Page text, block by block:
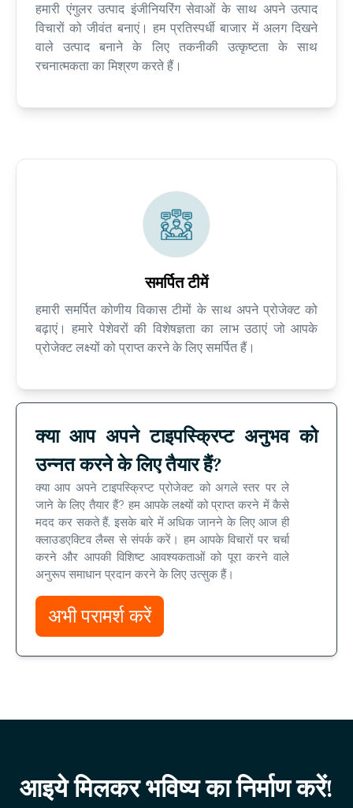
हमारी एंगुलर उत्पाद इंजीनियरिंग सेवाओं के साथ अपने उत्पाद
विचारों को जीवंत बनाएं। हम प्रतिस्पर्धी बाजार में अलग दिखने
वाले उत्पाद बनाने के लिए तकनीकी उत्कृष्टता के साथ
रचनात्मकता का मिश्रण करते हैं।
समर्पित टीमें
हमारी समर्पित कोणीय विकास टीमों के साथ अपने प्रोजेक्ट को
बढ़ाएं। हमारे पेशेवरों की विशेषज्ञता का लाभ उठाएं जो आपके
प्रोजेक्ट लक्ष्यों को प्राप्त करने के लिए समर्पित हैं।
क्या आप अपने टाइपस्क्रिप्ट अनुभव को
उन्नत करने के लिए तैयार हैं?
क्या आप अपने टाइपस्क्रिप्ट प्रोजेक्ट को अगले स्तर पर ले
जाने के लिए तैयार हैं? हम आपके लक्ष्यों को प्राप्त करने में कैसे
मदद कर सकते हैं, इसके बारे में अधिक जानने के लिए आज ही
क्लाउडएक्टिव लैब्स से संपर्क करें। हम आपके विचारों पर चर्चा
करने और आपकी विशिष्ट आवश्यकताओं को पूरा करने वाले
अनुरूप समाधान प्रदान करने के लिए उत्सुक हैं।
अभी परामर्श करें
आइये मिलकर भविष्य का निर्माण करें!